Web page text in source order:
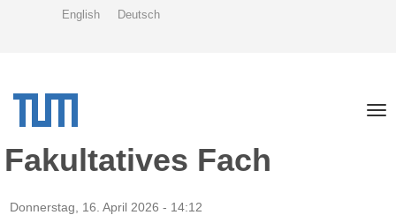
English Deutsch
Fakultatives Fach
Donnerstag, 16. April 2026 - 14:12